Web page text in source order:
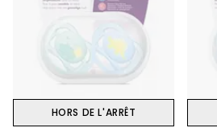
HORS DE L'ARRÊT